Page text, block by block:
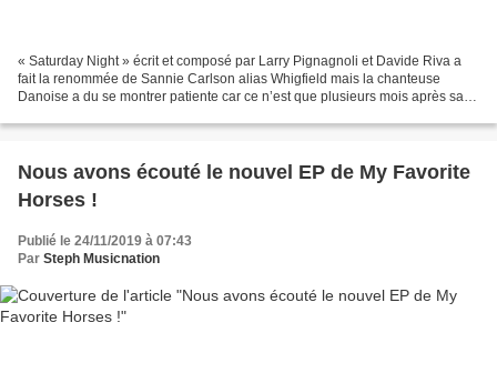
« Saturday Night » écrit et composé par Larry Pignagnoli et Davide Riva a
fait la renommée de Sannie Carlson alias Whigfield mais la chanteuse
Danoise a du se montrer patiente car ce n’est que plusieurs mois après sa
Nous avons écouté le nouvel EP de My Favorite
Horses !
Publié le 24/11/2019 à 07:43
Par Steph Musicnation